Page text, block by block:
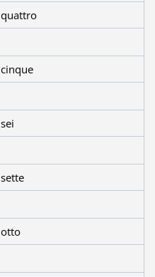
quattro
cinque
sei
sette
otto